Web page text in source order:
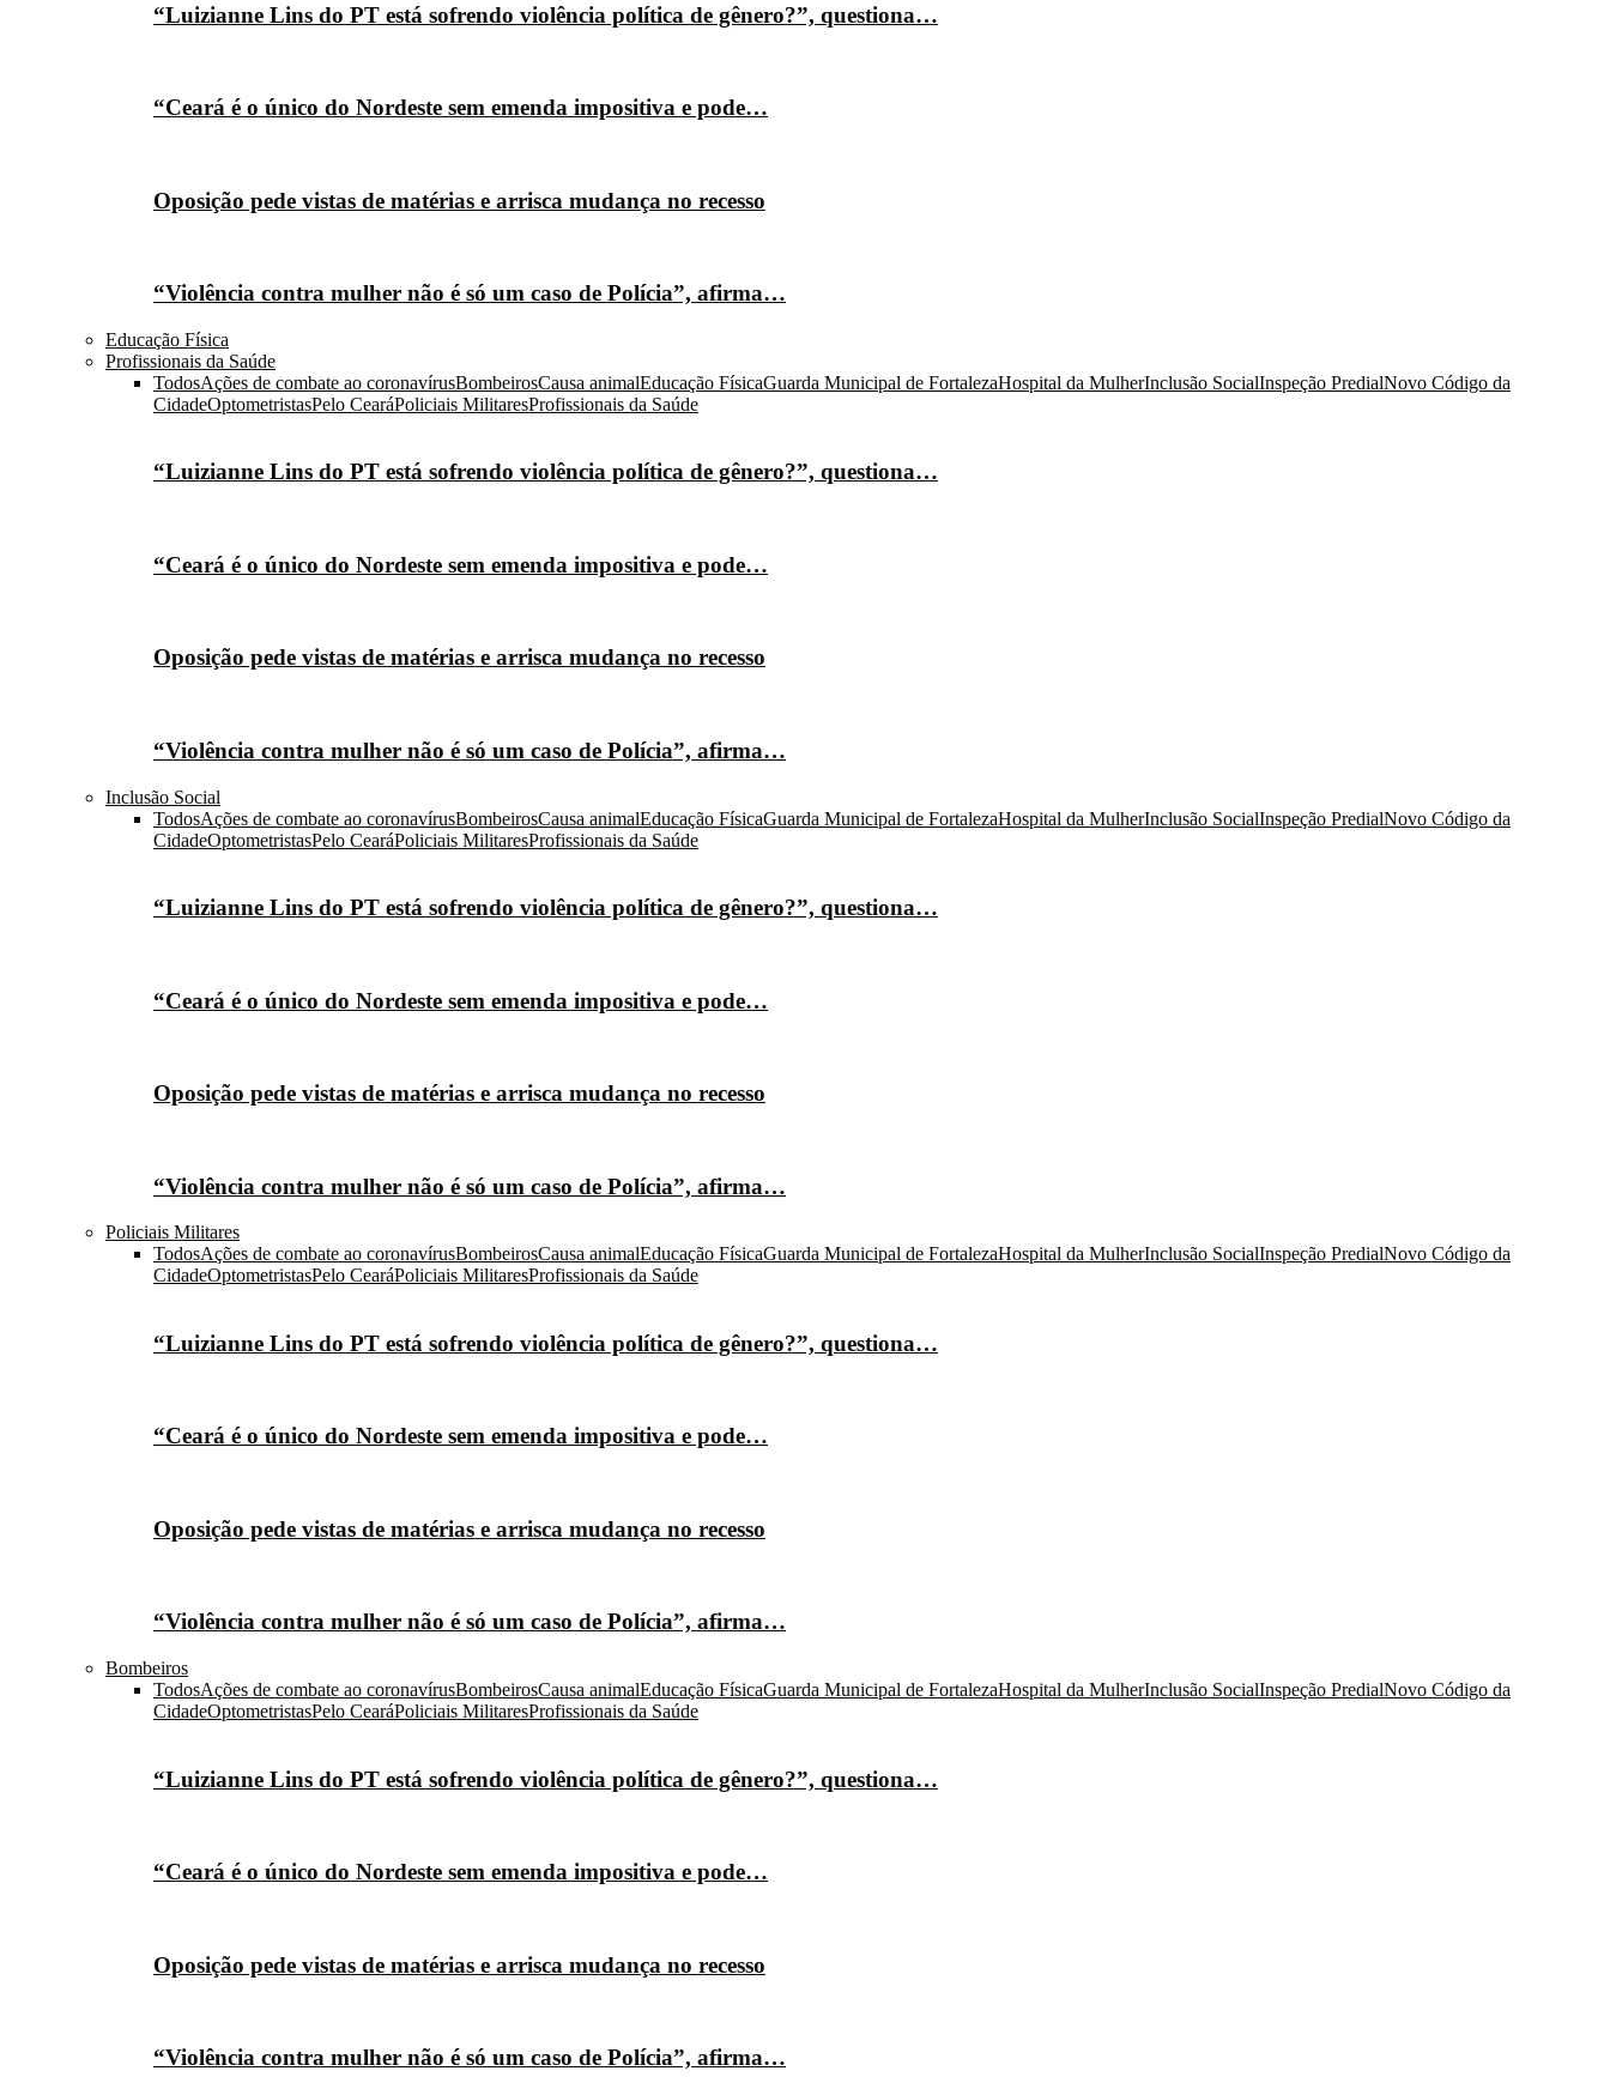
“Luizianne Lins do PT está sofrendo violência política de gênero?”, questiona…
“Ceará é o único do Nordeste sem emenda impositiva e pode…
Oposição pede vistas de matérias e arrisca mudança no recesso
“Violência contra mulher não é só um caso de Polícia”, afirma…
Educação Física
Profissionais da Saúde
TodosAções de combate ao coronavírusBombeirosCausa animalEducação FísicaGuarda Municipal de FortalezaHospital da MulherInclusão SocialInspeção PredialNovo Código da
CidadeOptometristasPelo CearáPoliciais MilitaresProfissionais da Saúde
“Luizianne Lins do PT está sofrendo violência política de gênero?”, questiona…
“Ceará é o único do Nordeste sem emenda impositiva e pode…
Oposição pede vistas de matérias e arrisca mudança no recesso
“Violência contra mulher não é só um caso de Polícia”, afirma…
Inclusão Social
TodosAções de combate ao coronavírusBombeirosCausa animalEducação FísicaGuarda Municipal de FortalezaHospital da MulherInclusão SocialInspeção PredialNovo Código da
CidadeOptometristasPelo CearáPoliciais MilitaresProfissionais da Saúde
“Luizianne Lins do PT está sofrendo violência política de gênero?”, questiona…
“Ceará é o único do Nordeste sem emenda impositiva e pode…
Oposição pede vistas de matérias e arrisca mudança no recesso
“Violência contra mulher não é só um caso de Polícia”, afirma…
Policiais Militares
TodosAções de combate ao coronavírusBombeirosCausa animalEducação FísicaGuarda Municipal de FortalezaHospital da MulherInclusão SocialInspeção PredialNovo Código da
CidadeOptometristasPelo CearáPoliciais MilitaresProfissionais da Saúde
“Luizianne Lins do PT está sofrendo violência política de gênero?”, questiona…
“Ceará é o único do Nordeste sem emenda impositiva e pode…
Oposição pede vistas de matérias e arrisca mudança no recesso
“Violência contra mulher não é só um caso de Polícia”, afirma…
Bombeiros
TodosAções de combate ao coronavírusBombeirosCausa animalEducação FísicaGuarda Municipal de FortalezaHospital da MulherInclusão SocialInspeção PredialNovo Código da
CidadeOptometristasPelo CearáPoliciais MilitaresProfissionais da Saúde
“Luizianne Lins do PT está sofrendo violência política de gênero?”, questiona…
“Ceará é o único do Nordeste sem emenda impositiva e pode…
Oposição pede vistas de matérias e arrisca mudança no recesso
“Violência contra mulher não é só um caso de Polícia”, afirma…